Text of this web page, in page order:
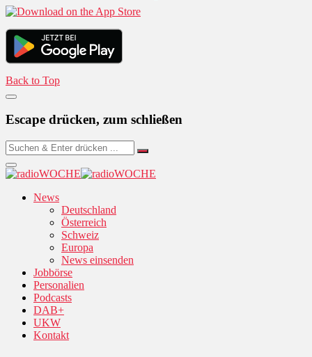
Back to Top
Escape drücken, zum schließen
News
Deutschland
Österreich
Schweiz
Europa
News einsenden
Jobbörse
Personalien
Podcasts
DAB+
UKW
Kontakt